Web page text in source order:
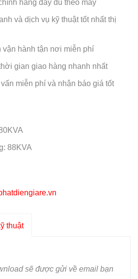
hãng đầy đủ theo máy
và dịch vụ kỹ thuật tốt nhất thị
hành tận nơi miễn phí
gian giao hàng nhanh nhất
miễn phí và nhận báo giá tốt
88KVA
thuật
sẽ được gửi về email bạn